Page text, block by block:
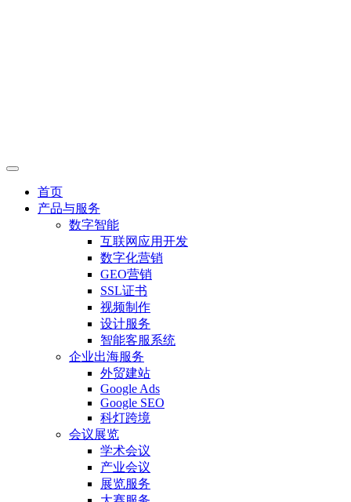
首页
产品与服务
数字智能
互联网应用开发
数字化营销
GEO营销
SSL证书
视频制作
设计服务
智能客服系统
企业出海服务
外贸建站
Google Ads
Google SEO
科灯跨境
会议展览
学术会议
产业会议
展览服务